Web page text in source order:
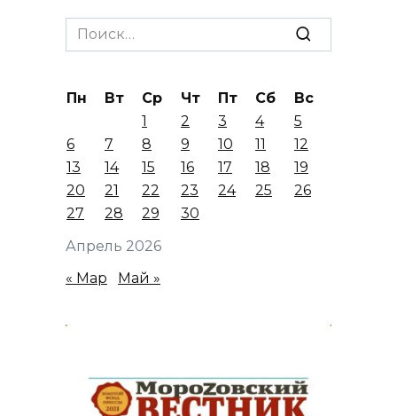
Search
for:
Апрель 2026
Пн Вт Ср Чт Пт Сб
Вс
1
2 3 4
5
6
7 8 9 10 11
12
13
14 15 16 17 18
19
20
21 22 23 24 25
26
27
28 29 30
« Мар Май »